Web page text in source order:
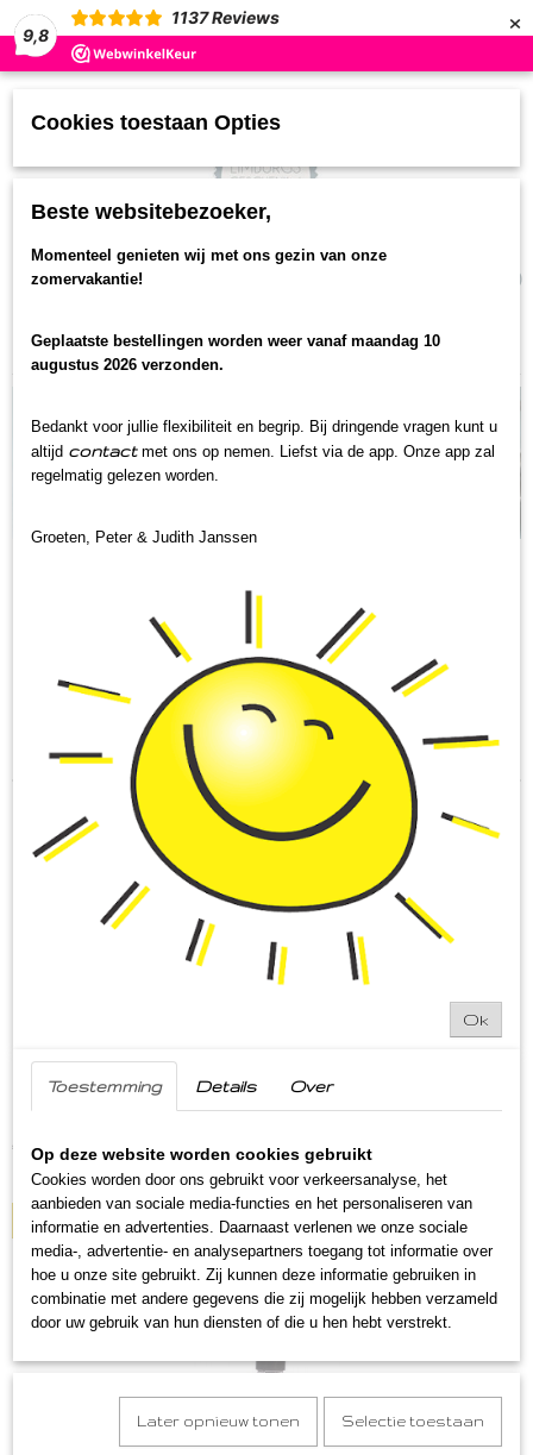
9,8
1137 Reviews ×
UW WINKELWAGEN
(0)
Home>Streekproducten>Snoepgoed-koek
Sorteer op:
Limburgse Keukskes Vanille
Limburgse keukskes Vanille Ontdek vandaag nog deze…
€ 4,75
Op voorraad
IN WINKELWAGEN
Cookies toestaan Opties
Beste websitebezoeker,
Momenteel genieten wij met ons gezin van onze
zomervakantie!
Geplaatste bestellingen worden weer vanaf maandag 10
augustus 2026 verzonden.
Bedankt voor jullie flexibiliteit en begrip. Bij dringende vragen kunt u
altijd contactmet ons op nemen. Liefst via de app. Onze app zal
regelmatig gelezen worden.
Groeten, Peter & Judith Janssen
Ok
Toestemming Details Over
Op deze website worden cookies gebruikt
Cookies worden door ons gebruikt voor verkeersanalyse, het
aanbieden van sociale media-functies en het personaliseren van
informatie en advertenties. Daarnaast verlenen we onze sociale
media-, advertentie- en analysepartners toegang tot informatie over
hoe u onze site gebruikt. Zij kunnen deze informatie gebruiken in
combinatie met andere gegevens die zij mogelijk hebben verzameld
door uw gebruik van hun diensten of die u hen hebt verstrekt.
Later opnieuw tonen Selectie toestaan